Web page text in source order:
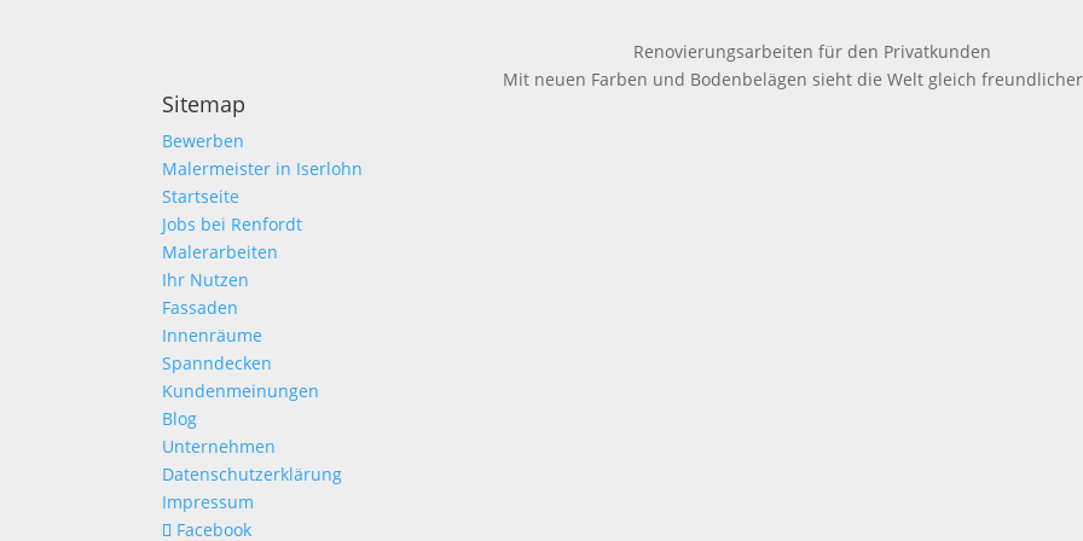
Renovierungsarbeiten für den Privatkunden
Mit neuen Farben und Bodenbelägen sieht die Welt gleich
Sitemap
Bewerben
Malermeister in Iserlohn
Startseite
Jobs bei Renfordt
Malerarbeiten
Ihr Nutzen
Fassaden
Innenräume
Spanndecken
Kundenmeinungen
Blog
Unternehmen
Datenschutzerklärung
Impressum
Facebook